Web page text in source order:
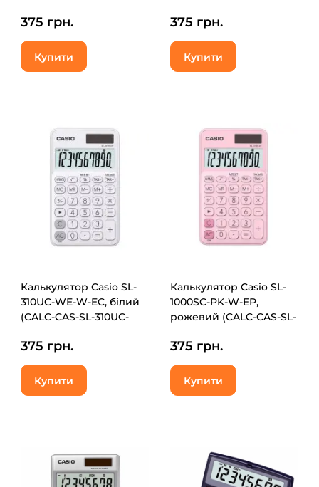
375 грн.
Купити
375 грн.
Купити
Калькулятор Casio SL-
310UC-WE-W-EC, білий
(CALC-CAS-SL-310UC-
375 грн.
Купити
Калькулятор Casio SL-
1000SC-PK-W-EP,
рожевий (CALC-CAS-SL-
375 грн.
Купити